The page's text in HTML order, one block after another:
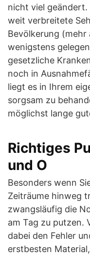
nicht viel geändert.
weit verbreitete
Bevölkerung
wenigstens
gesetzliche
noch in
liegt es in Ihrem
sorgsam zu
möglichst lange
Richtiges
und O
Besonders wenn
Zeiträume hinweg
zwangsläufig die
am Tag zu putzen.
dabei den Fehler
erstbesten